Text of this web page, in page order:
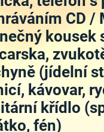
CD /
kousek
(jídelní
kávovar,
křídlo
fén)